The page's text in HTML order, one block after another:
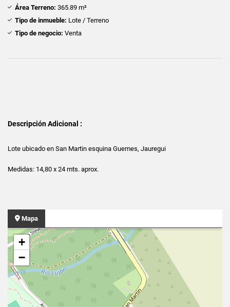
Área Terreno: 365.89 m²
Tipo de inmueble: Lote / Terreno
Tipo de negocio: Venta
Descripción Adicional :
Lote ubicado en San Martin esquina Guemes, Jauregui
Medidas: 14,80 x 24 mts. aprox.
Mapa
+
−